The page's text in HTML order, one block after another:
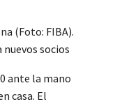
(Foto: FIBA).
nuevos socios
ante la mano
casa. El